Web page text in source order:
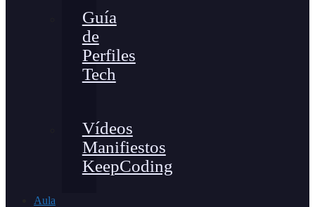
Guía
de
Perfiles
Tech
Vídeos
Manifiestos
KeepCoding
Aula